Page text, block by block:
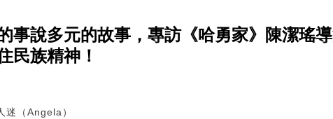
事說多元的故事，專訪《哈勇家》陳潔瑤
民族精神！
迷（Angela）